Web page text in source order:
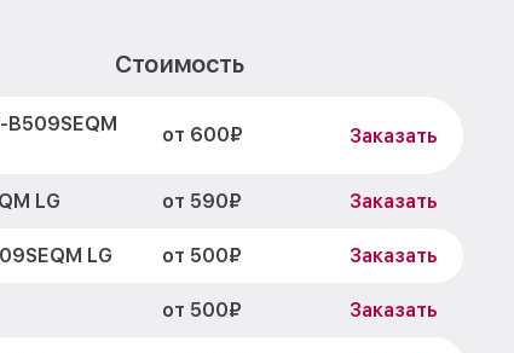
Стоимость
B509SEQM
от 600₽ Заказать
LG от 590₽ Заказать
LG от 500₽ Заказать
от 500₽ Заказать